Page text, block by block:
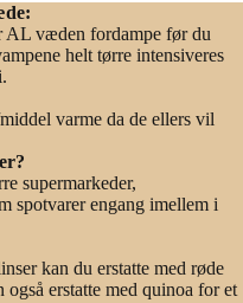
væden fordampe før du
helt tørre intensiveres
varme da de ellers vil
supermarkeder,
spotvarer engang imellem i
kan du erstatte med røde
erstatte med quinoa for et